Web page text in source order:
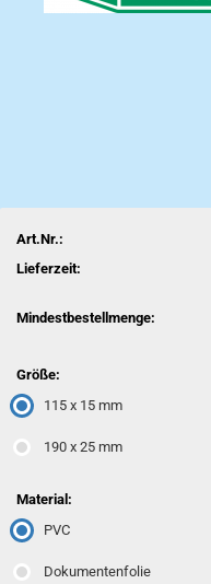
Art.Nr.:
Lieferzeit:
Mindestbestellmenge:
Größe:
115 x 15 mm
190 x 25 mm
Material:
PVC
Dokumentenfolie